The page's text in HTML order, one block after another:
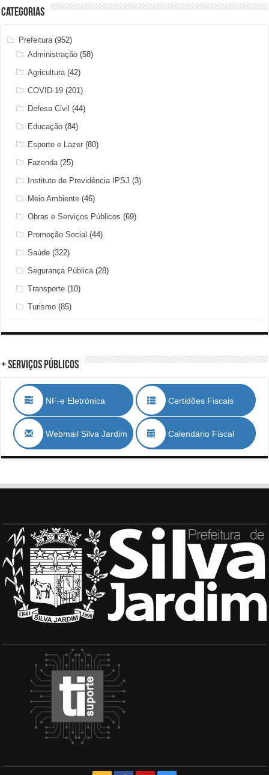
Categorias
Prefeitura(952)
Administração (58)
Agricultura(42)
COVID-19 (201)
Defesa Civil (44)
Educação (84)
Esporte e Lazer (80)
Fazenda(25)
Instituto de Previdência IPSJ (3)
Meio Ambiente (46)
Obras e Serviços Públicos (69)
Promoção Social (44)
Saúde (322)
Segurança Pública(28)
Transporte (10)
Turismo (85)
+ Serviços Públicos
NF-e Eletrónica Certidões Fiscais
Webmail Silva Jardim Calendário Fiscal